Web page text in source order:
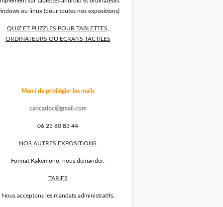
ou linux (pour toutes nos expositions)
QUIZ ET PUZZLES POUR TABLETTES,
ORDINATEURS OU ECRANS TACTILES
Merci de privilégier les mails
caricadoc@gmail.com
06 25 80 83 44
NOS AUTRES EXPOSITIONS
Format Kakemono, nous demander.
TARIFS
Nous acceptons les mandats administratifs.